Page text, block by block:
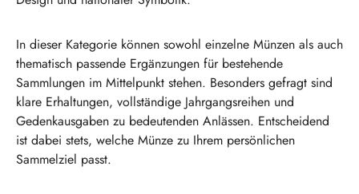
In dieser Kategorie können sowohl einzelne Münzen als auch
thematisch passende Ergänzungen für bestehende
Sammlungen im Mittelpunkt stehen. Besonders gefragt sind
klare Erhaltungen, vollständige Jahrgangsreihen und
Gedenkausgaben zu bedeutenden Anlässen. Entscheidend
ist dabei stets, welche Münze zu Ihrem persönlichen
Sammelziel passt.